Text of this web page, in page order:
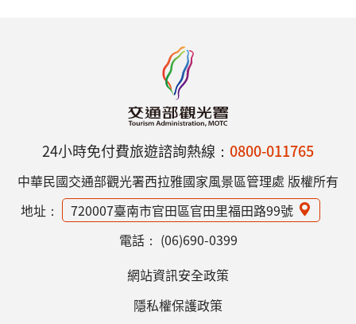
24小時免付費旅遊諮詢熱線： 0800-011765
中華民國交通部觀光署西拉雅國家風景區管理處 版權所有
地址：
720007臺南市官田區官田里福田路99號
電話： (06)690-0399
網站資訊安全政策
隱私權保護政策